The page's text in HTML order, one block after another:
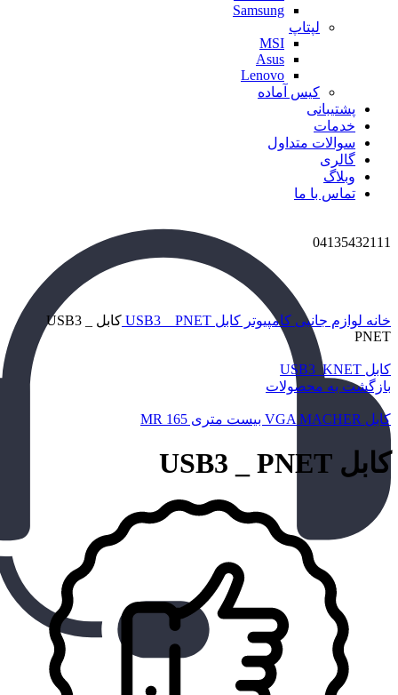
Samsung
لپتاپ
MSI
Asus
Lenovo
کیس آماده
پشتیبانی
خدمات
سوالات متداول
گالری
وبلاگ
تماس با ما
04135432111
برای بزرگنمایی کلیک کنید
خانه لوازم جانبی کامپیوتر کابل USB3 _ PNET
کابل USB3 _
PNET
کابل USB3_KNET
بازگشت به محصولات
کابل VGA MACHER بیست متری MR 165
کابل USB3 _ PNET